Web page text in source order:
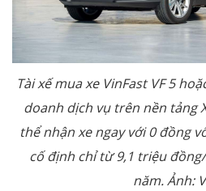
Tài xế muaxe VinFast VF 5
doanh dịch vụ trên nền tảng
thể nhận xe ngay với 0 đồng
cố định chỉ từ 9,1 triệu
năm. Ảnh: